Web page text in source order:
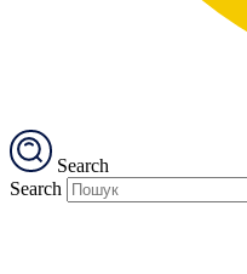
Search
Search